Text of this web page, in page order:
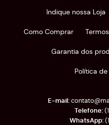
Indique nossa Loja
Como Comprar
Garantia dos
Política